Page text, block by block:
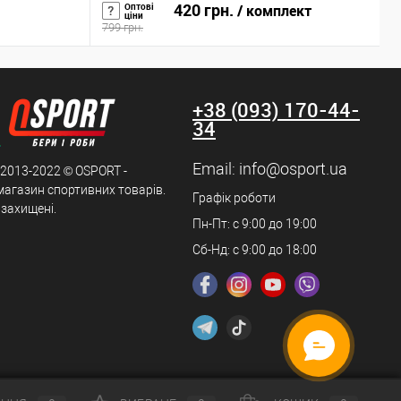
0001)
голови/тіла OSPORT (n-0004)
Оптові
ціни 420 грн. / комплект
799 грн.
2022 © OSPORT -
спортивних товарів.
+38 (093) 170-44-
34
Email: info@osport.ua
Графік роботи
Пн-Пт: с 9:00 до 19:00
Сб-Нд: с 9:00 до 18:00